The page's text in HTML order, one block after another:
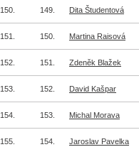
150. 149. Dita Študentová
151. 150. Martina Raisová
152. 151. Zdeněk Blažek
153. 152. David Kašpar
154. 153. Michal Morava
155. 154. Jaroslav Pavelka